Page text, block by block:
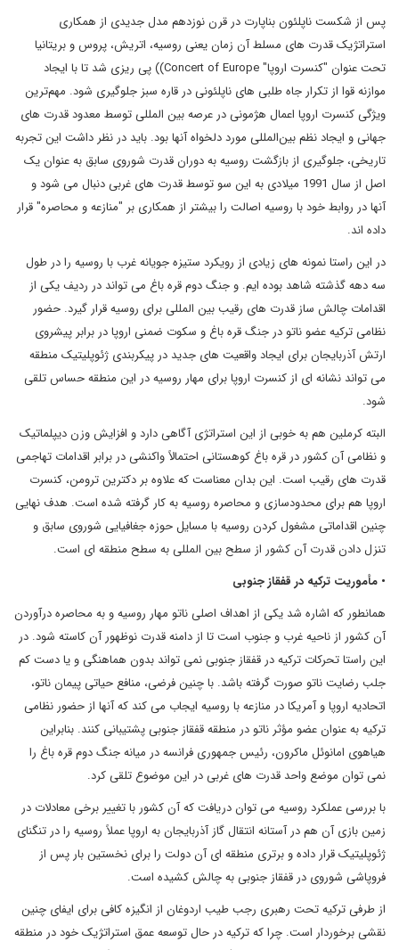
پس از شکست ناپلئون بناپارت در قرن نوزدهم مدل جدیدی از همکاری
استراتژیک قدرت های مسلط آن زمان یعنی روسیه، اتریش، پروس و بریتانیا
تحت عنوان "کنسرت اروپا" Concert of Europe)) پی ریزی شد تا با ایجاد
موازنه قوا از تکرار جاه طلبی های ناپلئونی در قاره سبز جلوگیری شود. مهم‌ترین
ویژگی کنسرت اروپا اعمال هژمونی در عرصه بین المللی توسط معدود قدرت های
جهانی و ایجاد نظم بین‌المللی مورد دلخواه آنها بود. باید در نظر داشت این تجربه
تاریخی، جلوگیری از بازگشت روسیه به دوران قدرت شوروی سابق به عنوان یک
اصل از سال 1991 میلادی به این سو توسط قدرت های غربی دنبال می شود و
آنها در روابط خود با روسیه اصالت را بیشتر از همکاری بر "منازعه و محاصره" قرار
داده اند.
در این راستا نمونه های زیادی از رویکرد ستیزه جویانه غرب با روسیه را در طول
سه دهه گذشته شاهد بوده ایم. و جنگ دوم قره باغ می تواند در ردیف یکی از
اقدامات چالش ساز قدرت های رقیب بین المللی برای روسیه قرار گیرد. حضور
نظامی ترکیه عضو ناتو در جنگ قره باغ و سکوت ضمنی اروپا در برابر پیشروی
ارتش آذربایجان برای ایجاد واقعیت های جدید در پیکربندی ژئوپلیتیک منطقه
می تواند نشانه ای از کنسرت اروپا برای مهار روسیه در این منطقه حساس تلقی
شود.
البته کرملین هم به خوبی از این استراتژی آگاهی دارد و افزایش وزن دیپلماتیک
و نظامی آن کشور در قره باغ کوهستانی احتمالاً واکنشی در برابر اقدامات تهاجمی
قدرت های رقیب است. این بدان معناست که علاوه بر دکترین ترومن، کنسرت
اروپا هم برای محدودسازی و محاصره روسیه به کار گرفته شده است. هدف نهایی
چنین اقداماتی مشغول کردن روسیه با مسایل حوزه جغافیایی شوروی سابق و
تنزل دادن قدرت آن کشور از سطح بین المللی به سطح منطقه ای است.
• مأموریت ترکیه در قفقاز جنوبی
همانطور که اشاره شد یکی از اهداف اصلی ناتو مهار روسیه و به محاصره درآوردن
آن کشور از ناحیه غرب و جنوب است تا از دامنه قدرت نوظهور آن کاسته شود. در
این راستا تحرکات ترکیه در قفقاز جنوبی نمی تواند بدون هماهنگی و یا دست کم
جلب رضایت ناتو صورت گرفته باشد. با چنین فرضی، منافع حیاتی پیمان ناتو،
اتحادیه اروپا و آمریکا در منازعه با روسیه ایجاب می کند که آنها از حضور نظامی
ترکیه به عنوان عضو مؤثر ناتو در منطقه قفقاز جنوبی پشتیبانی کنند. بنابراین
هیاهوی امانوئل ماکرون، رئیس جمهوری فرانسه در میانه جنگ دوم قره باغ را
نمی توان موضع واحد قدرت های غربی در این موضوع تلقی کرد.
با بررسی عملکرد روسیه می توان دریافت که آن کشور با تغییر برخی معادلات در
زمین بازی آن هم در آستانه انتقال گاز آذربایجان به اروپا عملاً روسیه را در تنگنای
ژئوپلیتیک قرار داده و برتری منطقه ای آن دولت را برای نخستین بار پس از
فروپاشی شوروی در قفقاز جنوبی به چالش کشیده است.
از طرفی ترکیه تحت رهبری رجب طیب اردوغان از انگیزه کافی برای ایفای چنین
نقشی برخوردار است. چرا که ترکیه در حال توسعه عمق استراتژیک خود در منطقه